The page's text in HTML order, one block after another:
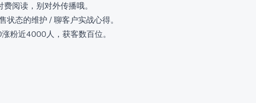
阅读，别对外传播哦。
态的维护 / 聊客户实战心得。
粉近4000人，获客数百位。